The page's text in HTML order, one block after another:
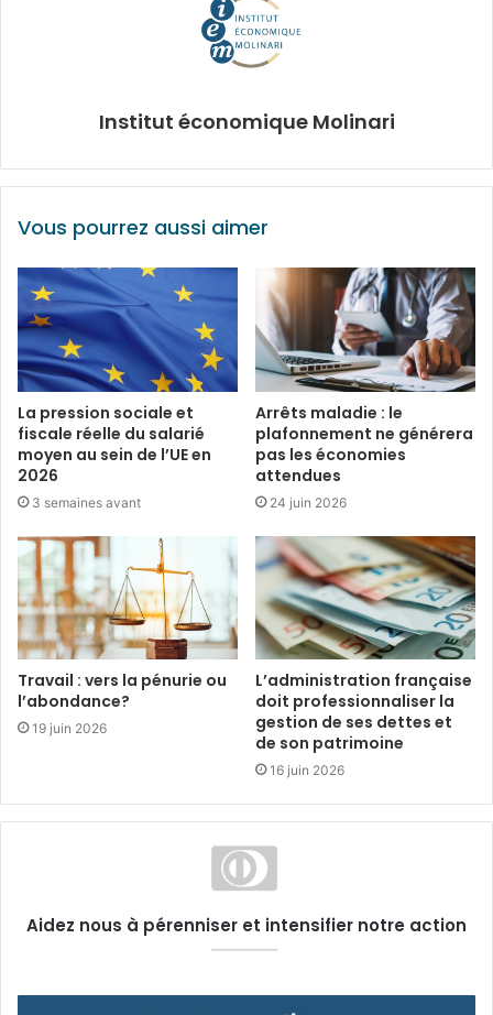
Institut économique Molinari
Vous pourrez aussi aimer
La pression sociale et
fiscale réelle du salarié
moyen au sein de l’UE en
2026
3 semaines avant
Arrêts maladie : le
plafonnement ne générera
pas les économies
attendues
24 juin 2026
Travail : vers la pénurie ou
l’abondance?
19 juin 2026
L’administration française
doit professionnaliser la
gestion de ses dettes et
de son patrimoine
16 juin 2026
Aidez nous à pérenniser et intensifier notre action